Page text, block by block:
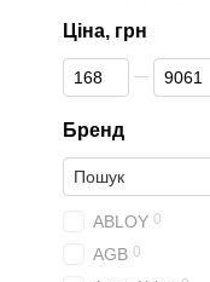
Ціна, грн
Від Ціна, грн
До Ціна, грн
Бренд
ABLOY 0
AGB 0